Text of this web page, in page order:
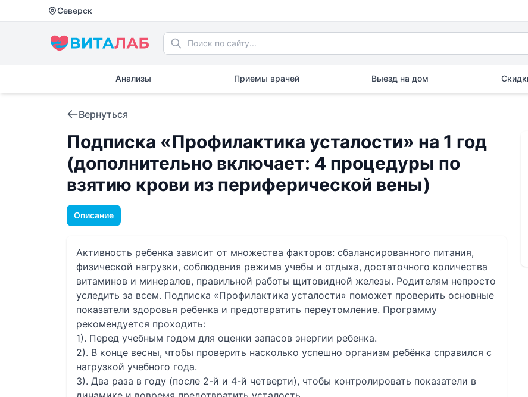
Северск
Анализы Приемы врачей Выезд на дом
Вернуться
Подписка «Профилактика усталости» на 1 год
(дополнительно включает: 4 процедуры по
взятию крови из периферической вены)
Описание
Активность ребенка зависит от множества факторов: сбалансированного питания,
физической нагрузки, соблюдения режима учебы и отдыха, достаточного количества
витаминов и минералов, правильной работы щитовидной железы. Родителям непросто
уследить за всем. Подписка «Профилактика усталости» поможет проверить основные
показатели здоровья ребенка и предотвратить переутомление. Программу
рекомендуется проходить:
1). Перед учебным годом для оценки запасов энергии ребенка.
2). В конце весны, чтобы проверить насколько успешно организм ребёнка справился с
нагрузкой учебного года.
3). Два раза в году (после 2-й и 4-й четверти), чтобы контролировать показатели в